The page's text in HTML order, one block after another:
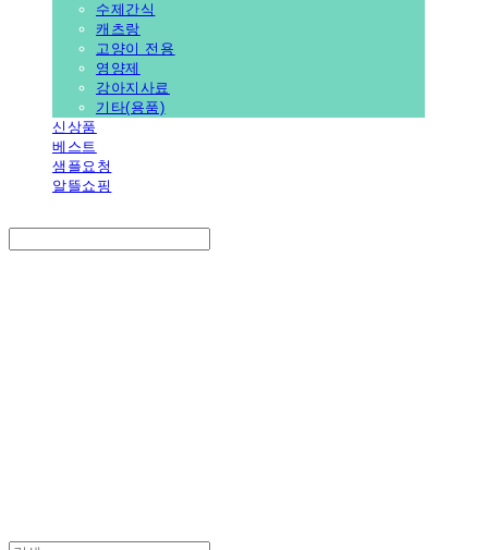
수제간식
캐츠랑
고양이 전용
영양제
강아지사료
기타(용품)
신상품
베스트
샘플요청
알뜰쇼핑